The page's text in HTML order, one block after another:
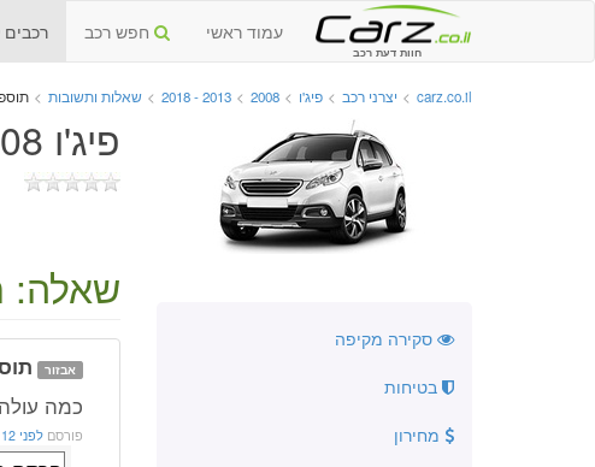
חוות דעת רכב
עמוד ראשי חפש רכב רכבים
carz.co.il
> יצרני רכב > פיג'ו >
2008
>
2013 - 2018
> שאלות ותשובות >
פיג'ו 2008 החדשה 2013 - 2018
סקירה מקיפה
בטיחות
מחירון
שאלה:
אבזור
כמה
פורסםלפני 12 שנים, 5 חודשים